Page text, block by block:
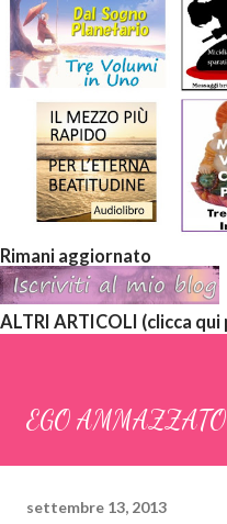
Rimani aggiornato
EGO AMMAZZATO
settembre 13, 2013